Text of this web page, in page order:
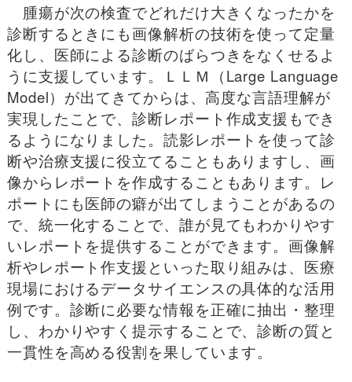
腫瘍が次の検査でどれだけ大きくなったかを
診断するときにも画像解析の技術を使って定量
化し、医師による診断のばらつきをなくせるよ
うに支援しています。ＬＬＭ（Large Language
Model）が出てきてからは、高度な言語理解が
実現したことで、診断レポート作成支援もでき
るようになりました。読影レポートを使って診
断や治療支援に役立てることもありますし、画
像からレポートを作成することもあります。レ
ポートにも医師の癖が出てしまうことがあるの
で、統一化することで、誰が見てもわかりやす
いレポートを提供することができます。画像解
析やレポート作支援といった取り組みは、医療
現場におけるデータサイエンスの具体的な活用
例です。診断に必要な情報を正確に抽出・整理
し、わかりやすく提示することで、診断の質と
一貫性を高める役割を果しています。